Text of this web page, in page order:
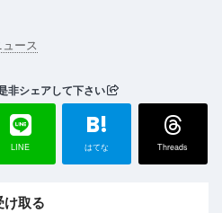
ース
非シェアして下さい
LINE
B!
はてな Threads
取る